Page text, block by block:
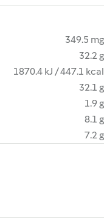
349.5 mg
32.2 g
1870.4 kJ / 447.1 kcal
32.1 g
1.9 g
8.1 g
7.2 g